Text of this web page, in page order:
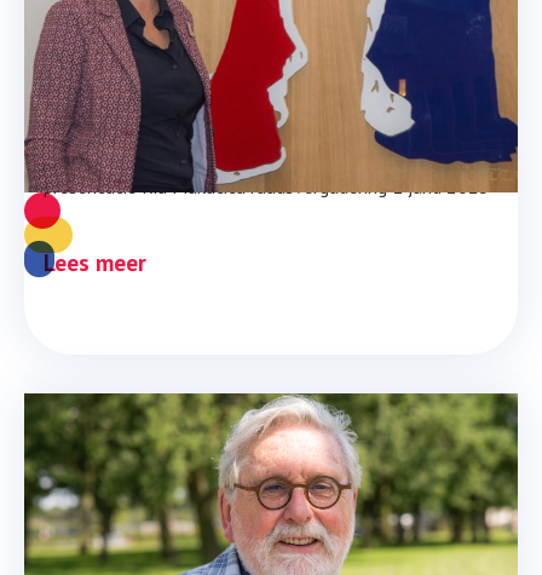
Bijdrage senioren Partij
Maastricht kaderbrief 1 juli
2025
presentatie Ria Makatita raadsvergadering 1 junli 2025
Lees meer